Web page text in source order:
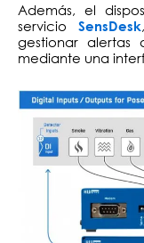
Además, el
servicio
SensDesk
gestionar alertas
mediante una